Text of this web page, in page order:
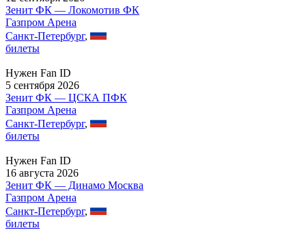
Зенит ФК — Локомотив ФК
Газпром Арена
Санкт-Петербург,
билеты
Нужен Fan ID
5 сентября 2026
Зенит ФК — ЦСКА ПФК
Газпром Арена
Санкт-Петербург,
билеты
Нужен Fan ID
16 августа 2026
Зенит ФК — Динамо Москва
Газпром Арена
Санкт-Петербург,
билеты